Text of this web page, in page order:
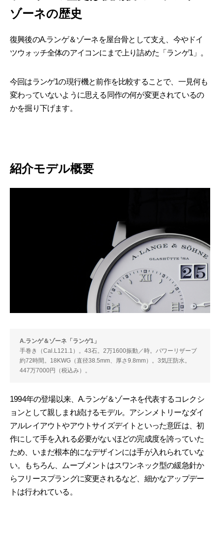
ゾーネの歴史
復興後のA.ランゲ＆ゾーネを屋台骨として支え、今やドイ
ツウォッチ全体のアイコンにまで上り詰めた「ランゲ1」。
今回はランゲ1の現行機と前作を比較することで、一見何も
変わっていないように思える同作の何が変更されているの
かを掘り下げます。
紹介モデル概要
A.ランゲ＆ゾーネ「ランゲ1」
手巻き（Cal.L121.1）。43石。2万1600振動／時。パワーリザーブ
約72時間。18KWG（直径38.5mm、厚さ9.8mm）。3気圧防水。
447万7000円（税込み）。
1994年の登場以来、A.ランゲ＆ゾーネを代表するコレクシ
ョンとして親しまれ続けるモデル。アシンメトリーなダイ
アルレイアウトやアウトサイズデイトといった意匠は、初
作にして手を入れる必要がないほどの完成度を誇っていた
ため、いまだ根本的になデザインには手が入れられていな
い。もちろん、ムーブメントはスワンネック型の緩急針か
らフリースプラングに変更されるなど、細かなアップデー
トは行われている。